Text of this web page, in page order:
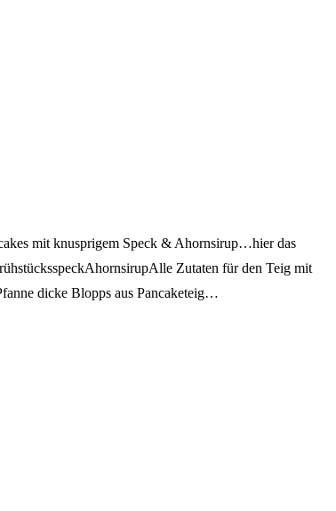
mit knusprigem Speck & Ahornsirup…hier das
Zutaten für den Teig mit
dicke Blopps aus Pancaketeig…